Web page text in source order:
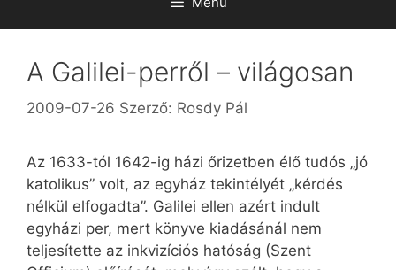
A Galilei-perről – világosan
2009-07-26 Szerző: Rosdy Pál
Az 1633-tól 1642-ig házi őrizetben élő tudós „jó
katolikus” volt, az egyház tekintélyét „kérdés
nélkül elfogadta”. Galilei ellen azért indult
egyházi per, mert könyve kiadásánál nem
teljesítette az inkvizíciós hatóság (Szent